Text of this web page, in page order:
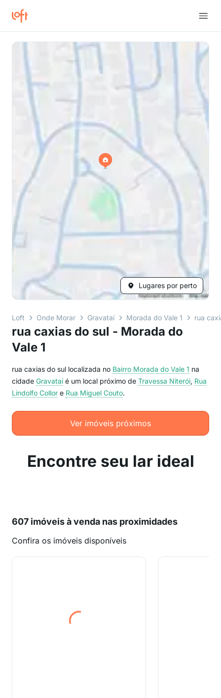
Lugares por perto
Loft Onde Morar Gravataí Morada do Vale 1 rua
rua caxias do sul - Morada do
Vale 1
rua caxias do sul localizada no Bairro Morada do Vale 1 na
cidade Gravataíé um local próximo de Travessa Niterói, Rua
Lindolfo Collor e Rua Miguel Couto.
Ver imóveis próximos
Encontre seu lar ideal
607 imóveis à venda nas proximidades
Confira os imóveis disponíveis